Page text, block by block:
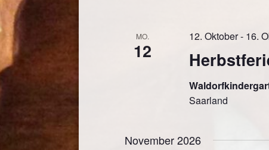
MO.
12
12. Oktober- 16.
Saarland
November 2026